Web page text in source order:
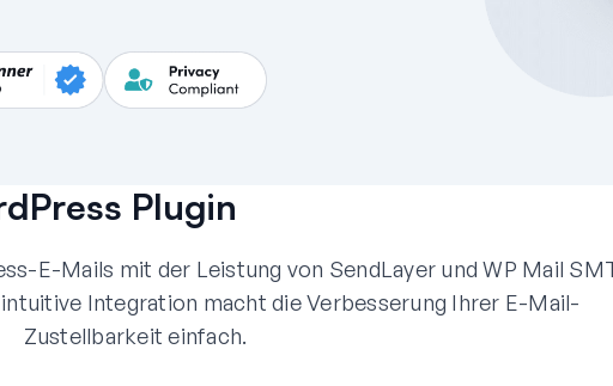
Plugin
E-Mails mit der Leistung von SendLayer und WP Mail
Integration macht die Verbesserung Ihrer E-Mail-
Zustellbarkeit einfach.